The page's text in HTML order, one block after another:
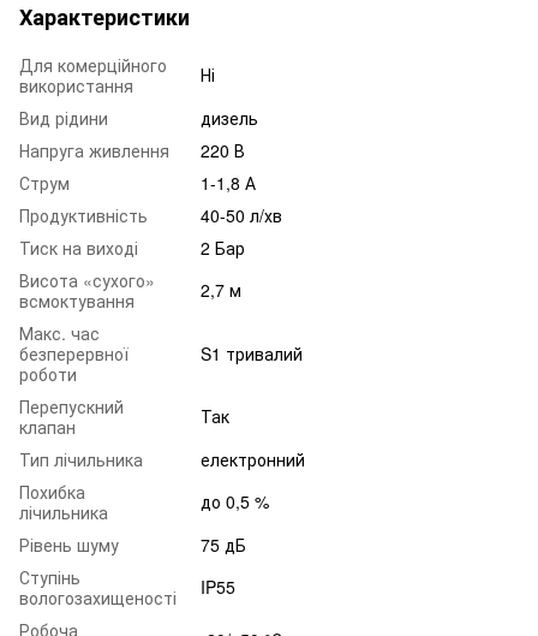
Характеристики
Для комерційного
використання
Ні
Вид рідини
дизель
Напруга живлення
220 В
Струм
1-1,8 А
Продуктивність
40-50 л/хв
Тиск на виході
2 Бар
Висота «сухого»
всмоктування
2,7 м
Макс. час
безперервної
роботи
S1 тривалий
Перепускний
клапан
Так
Тип лічильника
електронний
Похибка
лічильника
до 0,5 %
Рівень шуму
75 дБ
Ступінь
вологозахищеності
IP55
Робоча